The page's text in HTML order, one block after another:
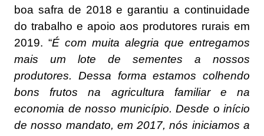
boa safra de 2018 e garantiu a continuidade
do trabalho e apoio aos produtores rurais em
2019. “É com muita alegria que entregamos
mais um lote de sementes a nossos
produtores. Dessa forma estamos colhendo
bons frutos na agricultura familiar e na
economia de nosso município. Desde o início
de nosso mandato, em 2017, nós iniciamos a